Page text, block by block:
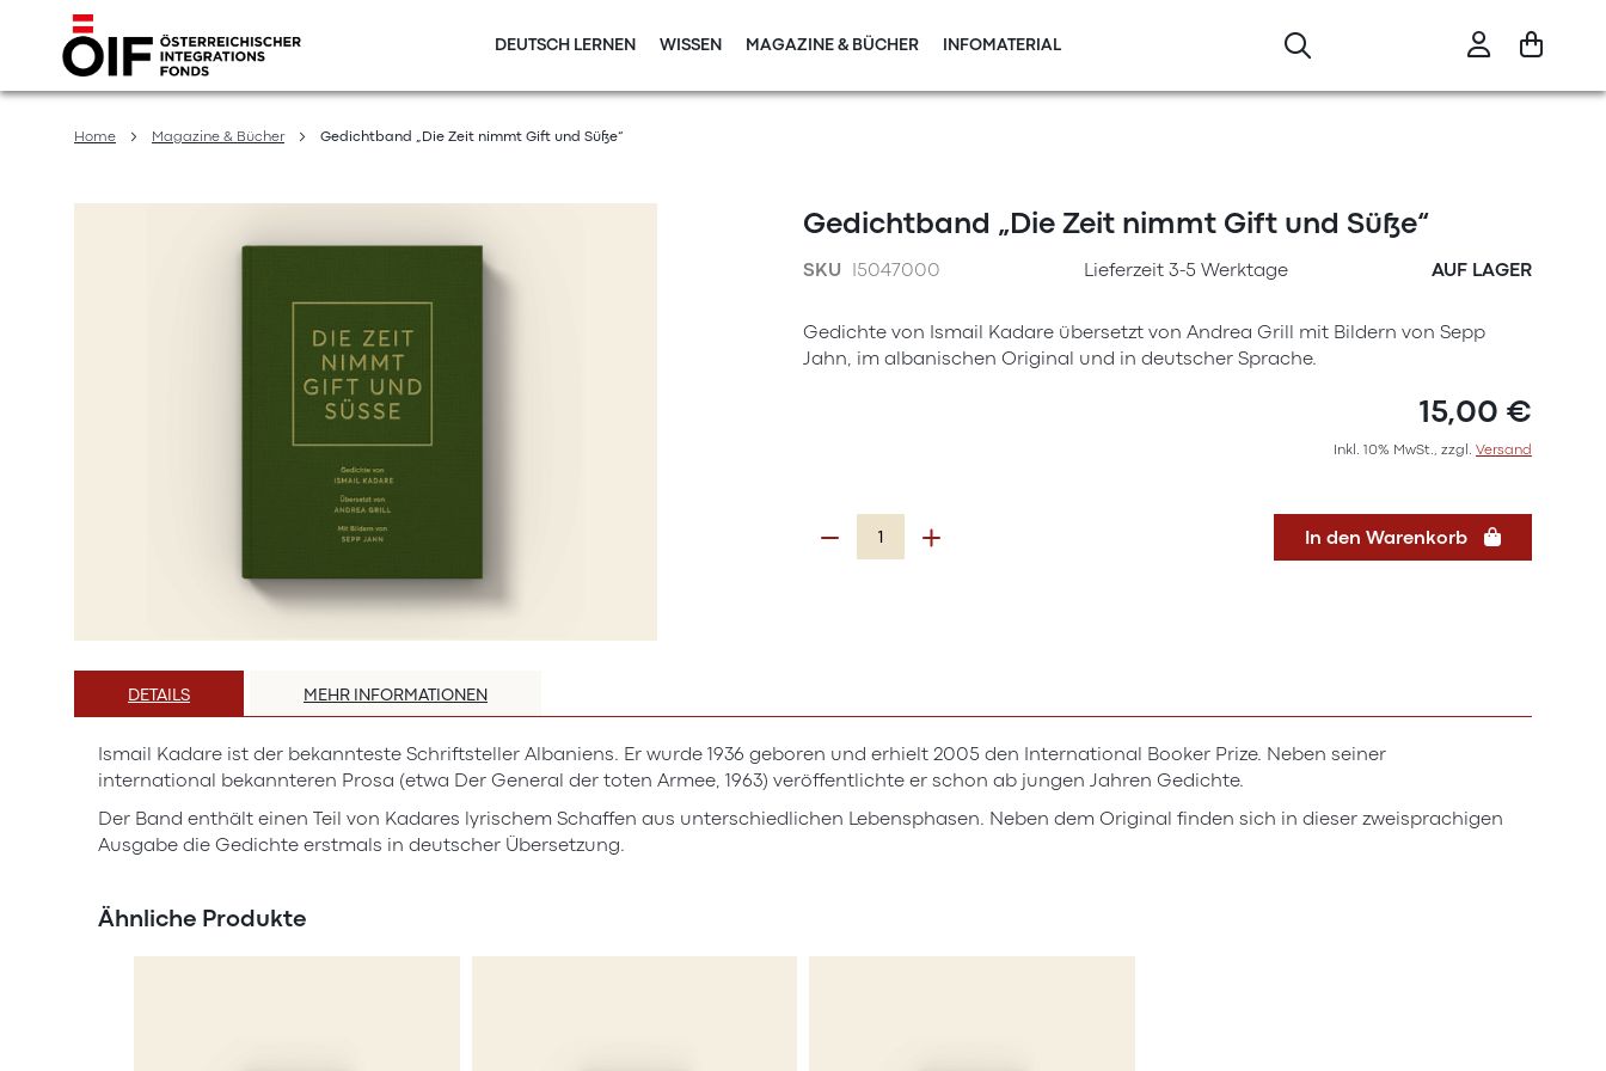
Direkt
zum
DEUTSCH LERNEN WISSEN MAGAZINE & BÜCHER INFOMATERIAL
Home Magazine & Bücher Gedichtband „Die Zeit nimmt Gift und Süße“
Gedichtband „Die Zeit nimmt Gift und Süße“
AUF LAGER
Lieferzeit 3-5 Werktage
SKU I5047000
Gedichte von Ismail Kadare übersetzt von Andrea Grill mit Bildern von Sepp
Jahn, im albanischen Original und in deutscher Sprache.
15,00 €
Inkl. 10% MwSt., zzgl. Versand
In den Warenkorb
springen
DETAILS
Ismail Kadare ist der bekannteste Schriftsteller Albaniens. Er wurde 1936 geboren und erhielt 2005 den International Booker Prize. Neben seiner
international bekannteren Prosa (etwa Der General der toten Armee, 1963) veröffentlichte er schon ab jungen Jahren Gedichte.
Der Band enthält einen Teil von Kadares lyrischem Schaffen aus unterschiedlichen Lebensphasen. Neben dem Original finden sich in dieser zweisprachigen
Ausgabe die Gedichte erstmals in deutscher Übersetzung.
Ähnliche Produkte
MEHR INFORMATIONEN